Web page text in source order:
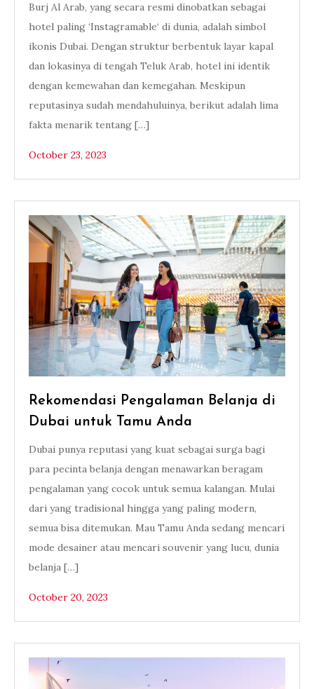
Burj Al Arab, yang secara resmi dinobatkan sebagai
hotel paling ‘Instagramable‘ di dunia, adalah simbol
ikonis Dubai. Dengan struktur berbentuk layar kapal
dan lokasinya di tengah Teluk Arab, hotel ini identik
dengan kemewahan dan kemegahan. Meskipun
reputasinya sudah mendahuluinya, berikut adalah lima
fakta menarik tentang […]
October 23, 2023
Rekomendasi Pengalaman Belanja di
Dubai untuk Tamu Anda
Dubai punya reputasi yang kuat sebagai surga bagi
para pecinta belanja dengan menawarkan beragam
pengalaman yang cocok untuk semua kalangan. Mulai
dari yang tradisional hingga yang paling modern,
semua bisa ditemukan. Mau Tamu Anda sedang mencari
mode desainer atau mencari souvenir yang lucu, dunia
belanja […]
October 20, 2023